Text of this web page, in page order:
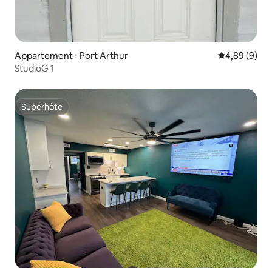
Appartement ⋅ Port Arthur Évaluation
4,89 (9)
StudioG 1
Superhôte
Superhôte